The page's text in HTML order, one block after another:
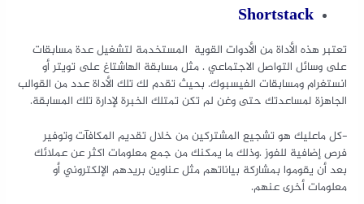
Shortstack
تعتبر هذه الأداة من الأدوات القوية المستخدمة لتشغيل عدة مسابقات
على وسائل التواصل الاجتماعي . مثل مسابقة الهاشتاغ على تويتر أو
انستغرام ومسابقات الفيسبوك. بحيث تقدم لك تلك الأداة عدد من القوالب
الجاهزة لمساعدتك حتى وغن لم تكن تمتلك الخبرة لإدارة تلك المسابقة.
-كل ماعليك هو تشجيع المشتركين من خلال تقديم المكافآت وتوفير
فرص إضافية للفوز .وذلك ما يمكنك من جمع معلومات اكثر عن عملائك
بعد أن يقوموا بمشاركة بياناتهم مثل عناوين بريدهم الإلكتروني أو
معلومات أخرى عنهم.